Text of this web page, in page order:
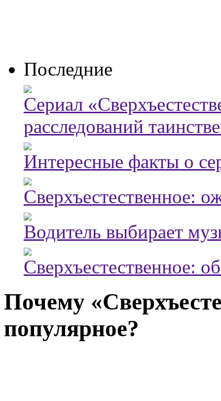
Последние
Сериал
расследований
Интересные факты о
Сверхъестественное:
Водитель выбирает
Сверхъестественное:
Почему
популярное?